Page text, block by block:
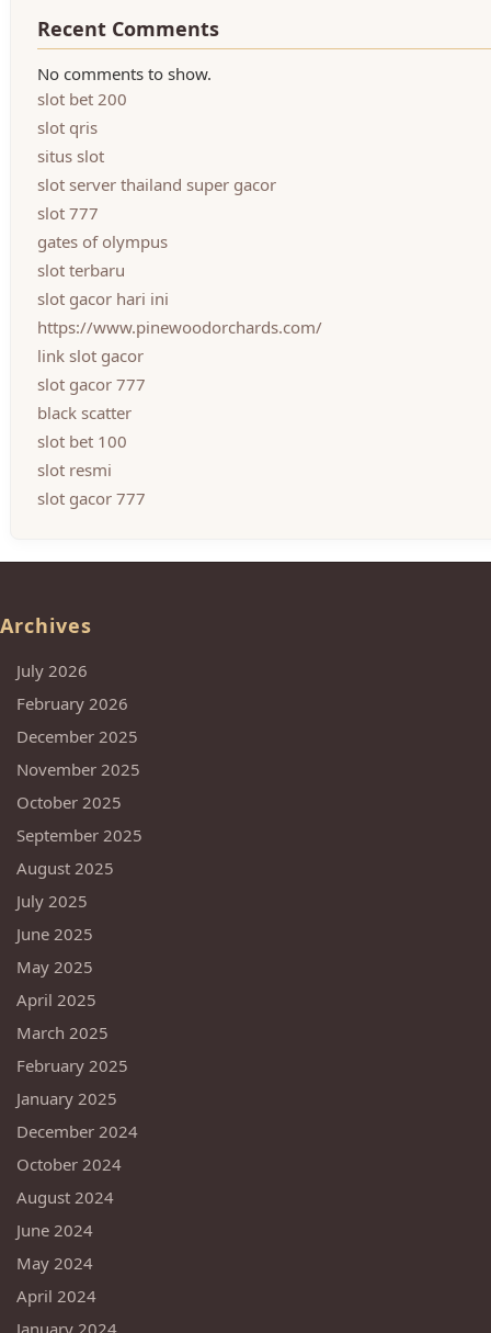
Recent Comments
No comments to show.
slot bet 200
slot qris
situs slot
slot server thailand super gacor
slot 777
gates of olympus
slot terbaru
slot gacor hari ini
https://www.pinewoodorchards.com/
link slot gacor
slot gacor 777
black scatter
slot bet 100
slot resmi
slot gacor 777
Archives
July 2026
February 2026
December 2025
November 2025
October 2025
September 2025
August 2025
July 2025
June 2025
May 2025
April 2025
March 2025
February 2025
January 2025
December 2024
October 2024
August 2024
June 2024
May 2024
April 2024
January 2024